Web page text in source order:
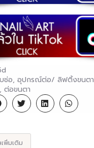
ช่อ, อุปกรณ์ต่อ/ ลิฟติ้งขนตา
, ต่อขนตา
พิ่มเติม